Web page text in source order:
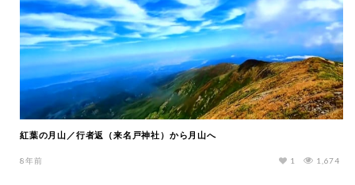
紅葉の月山／行者返（来名戸神社）から月山へ
8年前 1,674
1